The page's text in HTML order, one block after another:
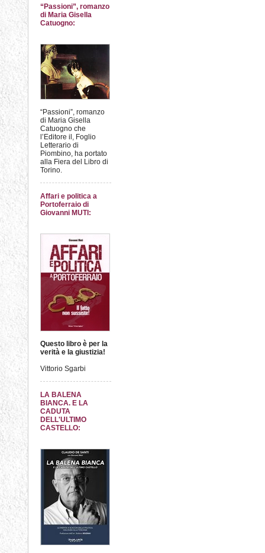
“Passioni”, romanzo
di Maria Gisella
Catuogno:
“Passioni”, romanzo
di Maria Gisella
Catuogno che
l’Editore il, Foglio
Letterario di
Piombino, ha portato
alla Fiera del Libro di
Torino.
Affari e politica a
Portoferraio di
Giovanni MUTI:
Questo libro è per la
verità e la giustizia!
Vittorio Sgarbi
LA BALENA
BIANCA. E LA
CADUTA
DELL'ULTIMO
CASTELLO: